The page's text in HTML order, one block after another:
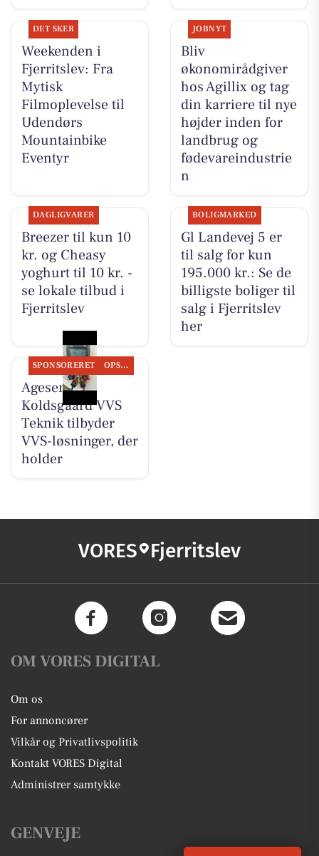
DET SKER
Weekenden i
Fjerritslev: Fra
Mytisk
Filmoplevelse til
Udendørs
Mountainbike
Eventyr
JOBNYT
Bliv
økonomirådgiver
hos Agillix og tag
din karriere til nye
højder inden for
landbrug og
fødevareindustrie
n
DAGLIGVARER
Breezer til kun 10
kr. og Cheasy
yoghurt til 10 kr. -
se lokale tilbud i
Fjerritslev
BOLIGMARKED
Gl Landevej 5 er
til salg for kun
195.000 kr.: Se de
billigste boliger til
salg i Fjerritslev
her
SPONSORERET OPSLAGSTAVLEN
Agesen &
Koldsgaard VVS
Teknik tilbyder
VVS-løsninger, der
holder
VORES Fjerritslev
OM VORES DIGITAL
Om os
For annoncører
Vilkår og Privatlivspolitik
Kontakt VORES Digital
Administrer samtykke
GENVEJE